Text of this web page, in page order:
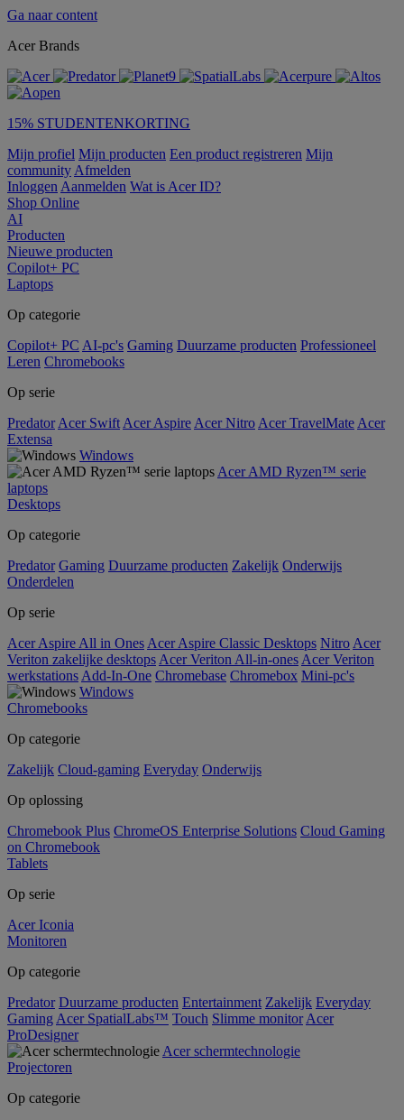
Ga naar content
Acer Brands
15% STUDENTENKORTING
Mijn profiel Mijn producten Een product registreren Mijn
community Afmelden
Inloggen Aanmelden Wat is Acer ID?
Shop Online
AI
Producten
Nieuwe producten
Copilot+ PC
Laptops
Op categorie
Copilot+ PC AI-pc's Gaming Duurzame producten Professioneel
Leren Chromebooks
Op serie
Predator Acer Swift Acer Aspire Acer Nitro Acer TravelMate Acer
Extensa
Windows
Acer AMD Ryzen™ serie
laptops
Desktops
Op categorie
Predator Gaming Duurzame producten Zakelijk Onderwijs
Onderdelen
Op serie
Acer Aspire All in Ones Acer Aspire Classic Desktops Nitro Acer
Veriton zakelijke desktops Acer Veriton All-in-ones Acer Veriton
werkstations Add-In-One Chromebase Chromebox Mini-pc's
Windows
Chromebooks
Op categorie
Zakelijk Cloud-gaming Everyday Onderwijs
Op oplossing
Chromebook Plus ChromeOS Enterprise Solutions Cloud Gaming
on Chromebook
Tablets
Op serie
Acer Iconia
Monitoren
Op categorie
Predator Duurzame producten Entertainment Zakelijk Everyday
Gaming Acer SpatialLabs™ Touch Slimme monitor Acer
ProDesigner
Acer schermtechnologie
Projectoren
Op categorie